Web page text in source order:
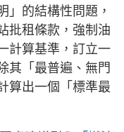
」的結構性問題，
批租條款，強制油
計算基準，訂立一
其「最普遍、無門
算出一個「標準最